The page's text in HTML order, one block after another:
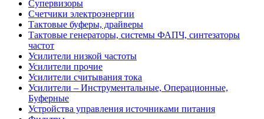
Супервизоры
Счетчики электроэнергии
Тактовые буферы, драйверы
Тактовые генераторы, системы ФАПЧ, синтезаторы
частот
Усилители низкой частоты
Усилители прочие
Усилители считывания тока
Усилители – Инструментальные, Операционные,
Буферные
Устройства управления источниками питания